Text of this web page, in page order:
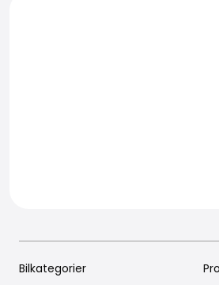
Bilkategorier